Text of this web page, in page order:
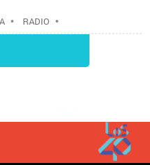
• RADIO •
•MEDIOS